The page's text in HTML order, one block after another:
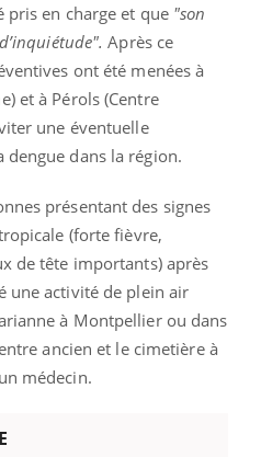
pris en charge et que "son
Après ce
ont été menées à
et à Pérols (Centre
une éventuelle
dans la région.
présentant des signes
(forte fièvre,
de tête importants) après
une activité de plein air
à Montpellier ou dans
ancien et le cimetière à
médecin.